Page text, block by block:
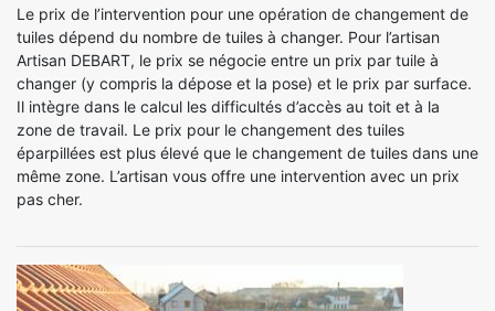
Le prix de l’intervention pour une opération de changement de
tuiles dépend du nombre de tuiles à changer. Pour l’artisan
Artisan DEBART, le prix se négocie entre un prix par tuile à
changer (y compris la dépose et la pose) et le prix par surface.
Il intègre dans le calcul les difficultés d’accès au toit et à la
zone de travail. Le prix pour le changement des tuiles
éparpillées est plus élevé que le changement de tuiles dans une
même zone. L’artisan vous offre une intervention avec un prix
pas cher.